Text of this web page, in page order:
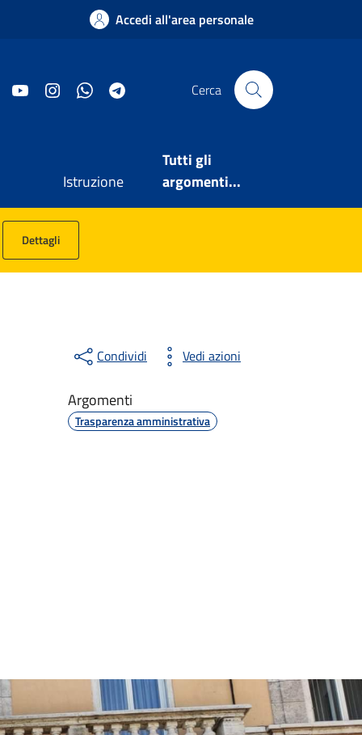
Accedi all'area personale
FacebookYouTube InstagramWhatsApp Cerca
Istruzione
Tutti gli
argomenti...
Dettagli
Condividi Vedi azioni
Argomenti
Trasparenza amministrativa